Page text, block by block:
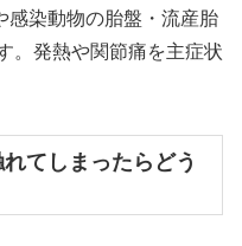
感染動物の胎盤・流産胎
。発熱や関節痛を主症状
てしまったらどう